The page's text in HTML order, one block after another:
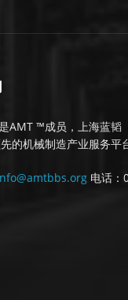
AMT ™成员，上海蓝
的机械制造产业服务平
电话：